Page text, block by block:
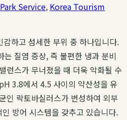
Service, Korea Tourism
하고 섬세한 부위 중 하나입니다.
질염 증상, 즉 불편한 냉과 분비
런스가 무너졌을 때 더욱 악화될 수
3.8에서 4.5 사이의 약산성을 유
인 락토바실러스가 번성하여 외부
방어 시스템을 갖추고 있습니다.